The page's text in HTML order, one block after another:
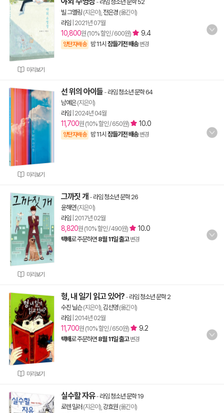
미리보기
- 라임 청소년 문학 52
빌 그멜링 (지은이), 전은경 (옮긴이)
라임 2021년 07월
10,800원 (10% 할인 / 600원) 9.4
양탄자배송 밤 11시 잠들기전 배송 변경
미리보기
선 위의 아이들 - 라임 청소년 문학 64
남예은(지은이)
라임 2024년 04월
11,700원 (10% 할인 / 650원) 10.0
양탄자배송 밤 11시 잠들기전 배송 변경
미리보기
그까짓 개 - 라임 청소년 문학 26
윤해연(지은이)
라임 2017년 02월
8,820원 (10% 할인 / 490원) 10.0
택배로 주문하면 8월 11일 출고 변경
미리보기
형, 내 일기 읽고 있어? - 라임 청소년 문학 2
수진 닐슨(지은이), 김선영(옮긴이)
라임 2014년 02월
11,700원 (10% 할인 / 650원) 9.2
택배로 주문하면 8월 11일 출고 변경
실수할 자유- 라임 청소년 문학 19
로렌 밀러 (지은이), 강효원 (옮긴이)